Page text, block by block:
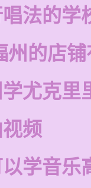
法的学
州的店
尤克里
频
学音乐